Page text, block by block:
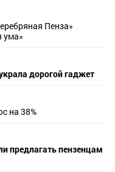
Пенза»
ума»
дорогой гаджет
на 38%
предлагать пензенцам